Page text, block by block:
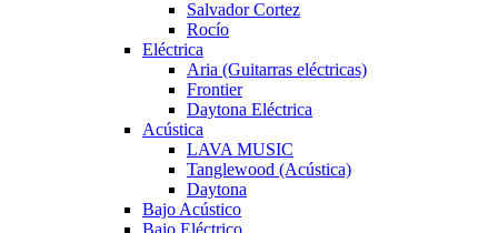
Salvador Cortez
Rocío
Eléctrica
Aria (Guitarras eléctricas)
Frontier
Daytona Eléctrica
Acústica
LAVA MUSIC
Tanglewood (Acústica)
Daytona
Bajo Acústico
Bajo Eléctrico